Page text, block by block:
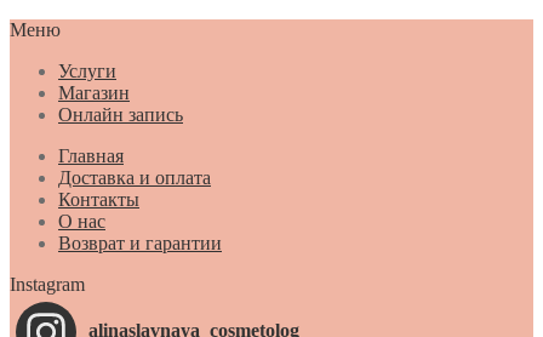
Меню
Услуги
Магазин
Онлайн запись
Главная
Доставка и оплата
Контакты
О нас
Возврат и гарантии
Instagram
alinaslavnaya_cosmetolog